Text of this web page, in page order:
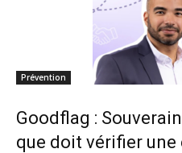
Prévention
Goodflag :
que doit vérifier